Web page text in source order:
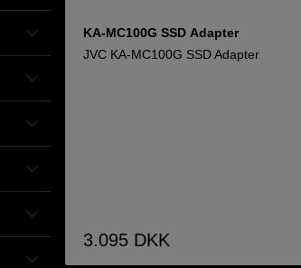
KA-MC100G SSD Adapter
JVC KA-MC100G SSD Adapter
3.095 DKK